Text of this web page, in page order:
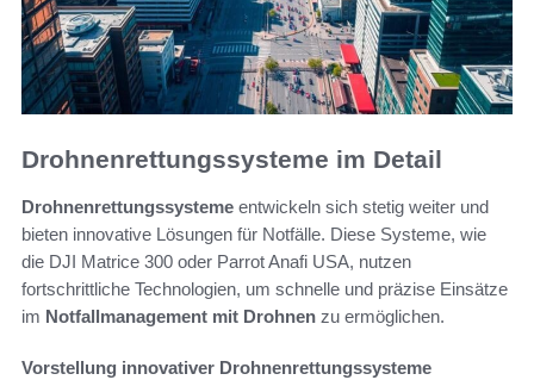
Drohnenrettungssysteme im Detail
Drohnenrettungssysteme entwickeln sich stetig weiter und
bieten innovative Lösungen für Notfälle. Diese Systeme, wie
die DJI Matrice 300 oder Parrot Anafi USA, nutzen
fortschrittliche Technologien, um schnelle und präzise Einsätze
im Notfallmanagement mit Drohnen zu ermöglichen.
Vorstellung innovativer Drohnenrettungssysteme